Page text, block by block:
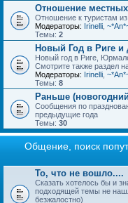
Отношение
Отношение к туристам
Модераторы: Irinelli
Темы: 2
Новый Год в Риге и
Новый год в Риге,
Смотрите также раздел
Модераторы: Irinelli
Темы: 8
Раньше
Сообщения по
предыдущие года
Темы: 30
Общение, поиск
То, что не вошло....
Сказать хотелось бы и
подходящей темы не
безжалостно)